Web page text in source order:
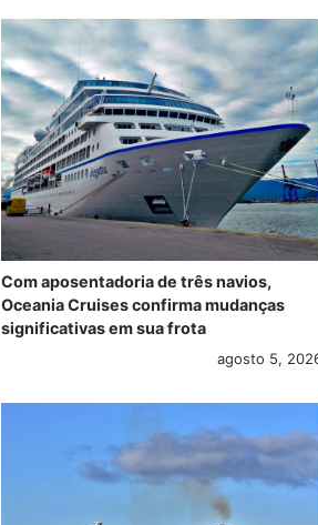
Com aposentadoria de três navios,
Oceania Cruises confirma mudanças
significativas em sua frota
agosto 5,